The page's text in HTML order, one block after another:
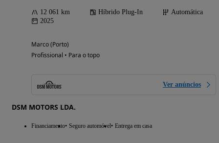
12 061 km Híbrido Plug-In
Automática
2025
Marco (Porto)
Profissional • Para o topo
Ver anúncios
DSM MOTORS LDA.
Financiamento Seguro automóvel Entrega em casa